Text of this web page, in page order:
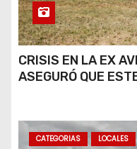
CRISIS EN LA EX
ASEGURÓ QUE
CATEGORIAS LOCALES